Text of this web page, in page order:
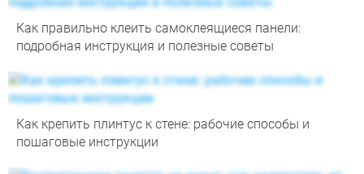
Как правильно клеить самоклеящиеся панели:
подробная инструкция и полезные советы
Как крепить плинтус к стене: рабочие способы и
пошаговые инструкции